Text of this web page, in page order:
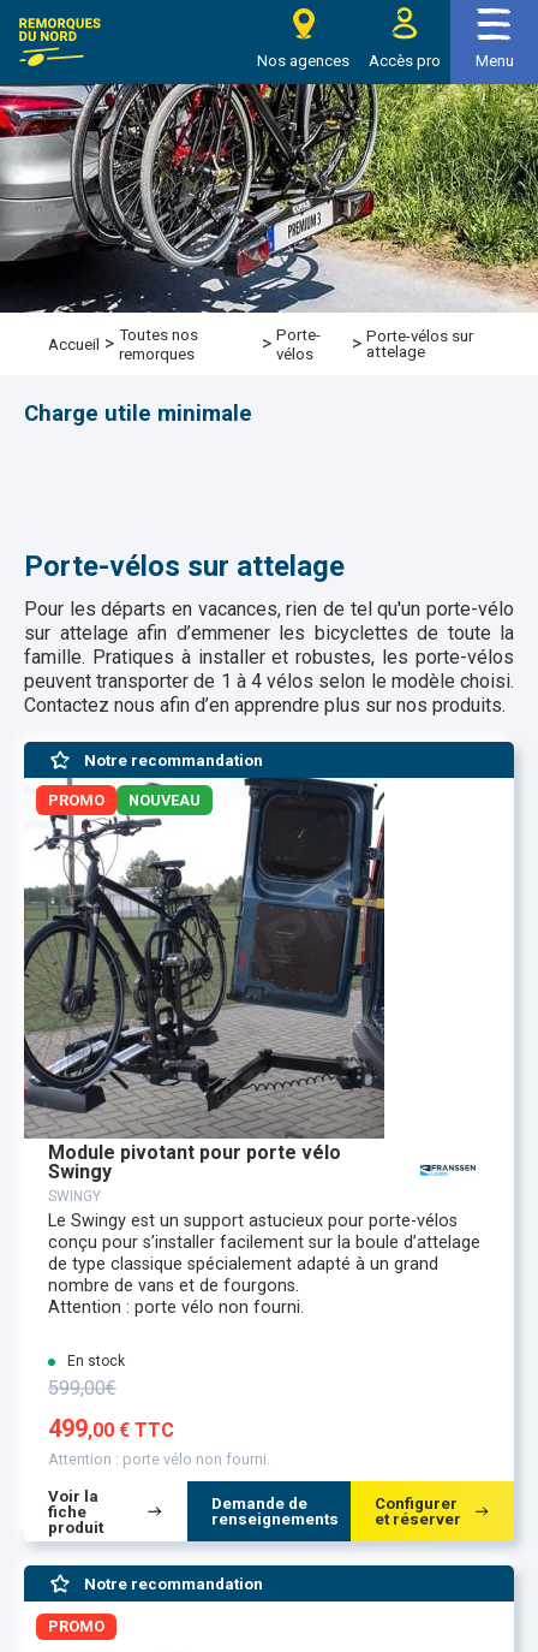
Remorques du nord
Nos agences Accès pro Menu
Accueil > Toutes nos
remorques
> Porte-
vélos
>Porte-vélos sur
attelage
Charge utile minimale
Porte-vélos sur attelage
Pour les départs en vacances, rien de tel qu'un porte-vélo
sur attelage afin d’emmener les bicyclettes de toute la
famille. Pratiques à installer et robustes, les porte-vélos
peuvent transporter de 1 à 4 vélos selon le modèle choisi.
Contactez nous afin d’en apprendre plus sur nos produits.
Notre recommandation
PROMO NOUVEAU
Module pivotant pour porte vélo
Swingy
SWINGY
Le Swingy est un support astucieux pour porte-vélos
conçu pour s’installer facilement sur la boule d’attelage
de type classique spécialement adapté à un grand
nombre de vans et de fourgons.
Attention : porte vélo non fourni.
En stock
599,00€
499,00 € TTC
Attention : porte vélo non fourni.
Voir la
fiche
produit
Demande de
renseignements
Configurer
et réserver
Notre recommandation
PROMO